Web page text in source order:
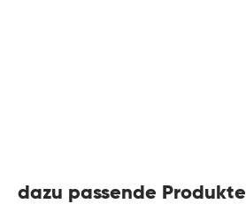
dazu passende Produkte